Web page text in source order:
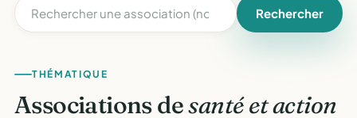
Rechercher
THÉMATIQUE
Associations desanté et action